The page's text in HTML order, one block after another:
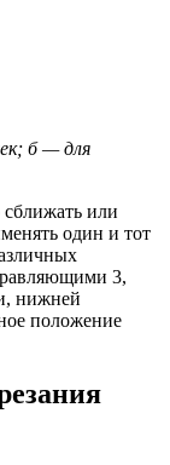
б — для
или
один и тот
3,
нижней
положение